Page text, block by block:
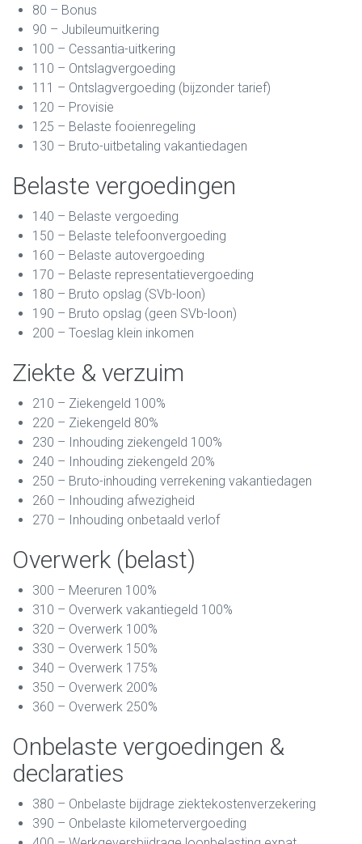
80 – Bonus
90 – Jubileumuitkering
100 – Cessantia-uitkering
110 – Ontslagvergoeding
111 – Ontslagvergoeding (bijzonder tarief)
120 – Provisie
125 – Belaste fooienregeling
130 – Bruto-uitbetaling vakantiedagen
Belaste vergoedingen
140 – Belaste vergoeding
150 – Belaste telefoonvergoeding
160 – Belaste autovergoeding
170 – Belaste representatievergoeding
180 – Bruto opslag (SVb-loon)
190 – Bruto opslag (geen SVb-loon)
200 – Toeslag klein inkomen
Ziekte & verzuim
210 – Ziekengeld 100%
220 – Ziekengeld 80%
230 – Inhouding ziekengeld 100%
240 – Inhouding ziekengeld 20%
250 – Bruto-inhouding verrekening vakantiedagen
260 – Inhouding afwezigheid
270 – Inhouding onbetaald verlof
Overwerk (belast)
300 – Meeruren 100%
310 – Overwerk vakantiegeld 100%
320 – Overwerk 100%
330 – Overwerk 150%
340 – Overwerk 175%
350 – Overwerk 200%
360 – Overwerk 250%
Onbelaste vergoedingen &
declaraties
380 – Onbelaste bijdrage ziektekostenverzekering
390 – Onbelaste kilometervergoeding